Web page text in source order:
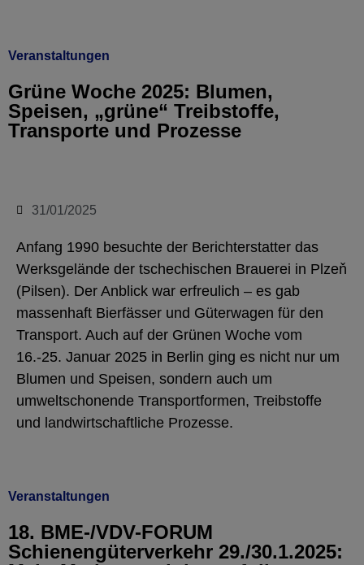
Veranstaltungen
Grüne Woche 2025: Blumen,
Speisen, „grüne“ Treibstoffe,
Transporte und Prozesse
31/01/2025
Anfang 1990 besuchte der Berichterstatter das
Werksgelände der tschechischen Brauerei in Plzeň
(Pilsen). Der Anblick war erfreulich – es gab
massenhaft Bierfässer und Güterwagen für den
Transport. Auch auf der Grünen Woche vom
16.-25. Januar 2025 in Berlin ging es nicht nur um
Blumen und Speisen, sondern auch um
umweltschonende Transportformen, Treibstoffe
und landwirtschaftliche Prozesse.
Veranstaltungen
18. BME-/VDV-FORUM
Schienengüterverkehr 29./30.1.2025: